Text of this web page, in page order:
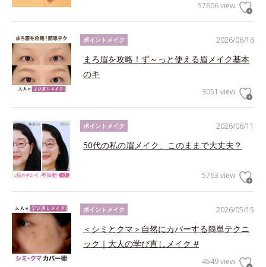
57606 view
2026/06/16
ポイントメイク
まろ眉を攻略！ず～っと使える眉メイク基本
のキ
3051 view
2026/06/11
ポイントメイク
50代の私の眉メイク、このままで大丈夫？
5763 view
2026/05/15
ポイントメイク
＜シミとクマ＞自然にカバーする簡単テクニ
ック｜大人の学び直しメイク #
4549 view